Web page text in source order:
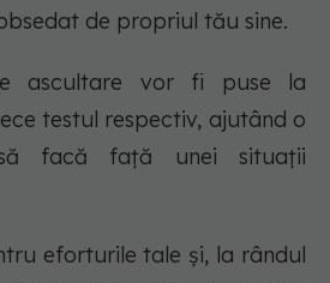
de propriul tău sine.
ascultare vor fi puse la
testul respectiv, ajutând o
facă față unei situații
eforturile tale și, la rândul